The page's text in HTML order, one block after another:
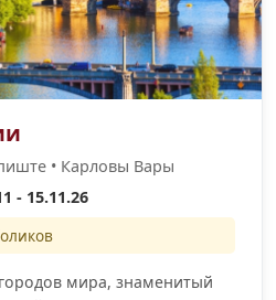
• Карловы Вары
- 15.11.26
мира, знаменитый